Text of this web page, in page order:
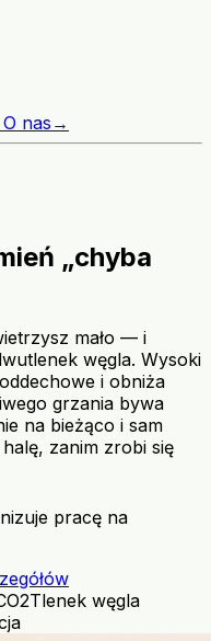
O nas →
„chyba
mało — i
węgla. Wysoki
i obniża
grzania bywa
na bieżąco i sam
zanim zrobi się
pracę na
Tlenek węgla